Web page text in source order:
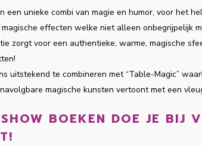
een unieke combi van magie en humor, voor het
effecten welke niet alleen onbegrijpelijk
zorgt voor een authentieke, warme, magische
uitstekend te combineren met “Table-Magic”
magische kunsten vertoont met een
BOEKEN DOE JE BIJ